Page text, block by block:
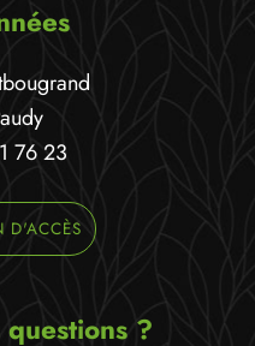
76 23
D'ACCÈS
?